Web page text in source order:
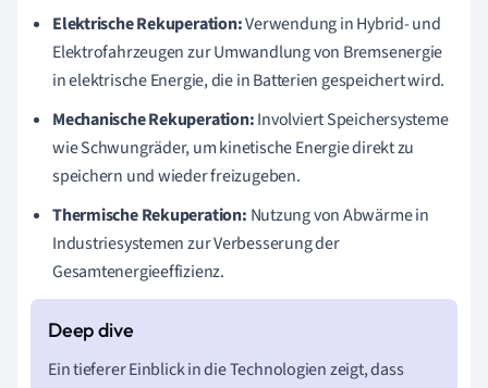
Elektrische Rekuperation:Verwendung in Hybrid- und
Elektrofahrzeugen zur Umwandlung von Bremsenergie
in elektrische Energie, die in Batterien gespeichert wird.
Mechanische Rekuperation:Involviert Speichersysteme
wie Schwungräder, um kinetische Energie direkt zu
speichern und wieder freizugeben.
Thermische Rekuperation: Nutzung von Abwärme in
Industriesystemen zur Verbesserung der
Gesamtenergieeffizienz.
Ein tieferer Einblick in die Technologien zeigt, dass